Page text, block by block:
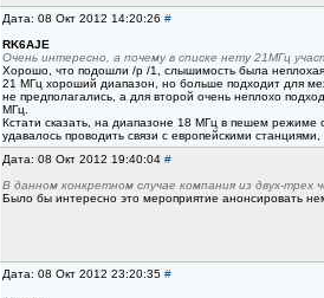
Дата: 08 Окт 2012 14:20:26 #
RK6AJE
Очень интересно, а почему в списке нету 21МГц
Хорошо, что подошли /p /1, слышимость была
21 МГц хороший диапазон, но больше подходит для
не предполагались, а для второй очень неплохо
МГц.
Кстати сказать, на диапазоне 18 МГц в пешем
удавалось проводить связи с европейскими
Дата: 08 Окт 2012 19:40:04 #
В данном конкретном случае компания из двух-трех
Было бы интересно это мероприятие анонсировать
Дата: 08 Окт 2012 23:20:35 #